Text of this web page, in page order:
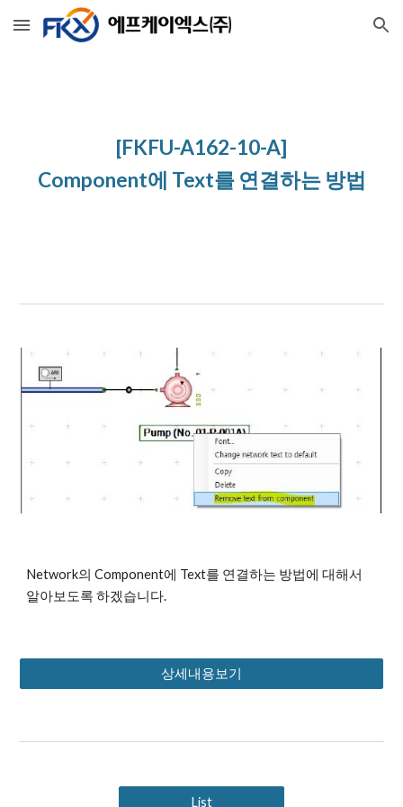
Skip to main content Skip to navigation
[FKFU-A162-10-A]
Component에 Text를 연결하는 방법
Network의 Component에 Text를 연결하는 방법에 대해서
알아보도록 하겠습니다.
상세내용보기
List